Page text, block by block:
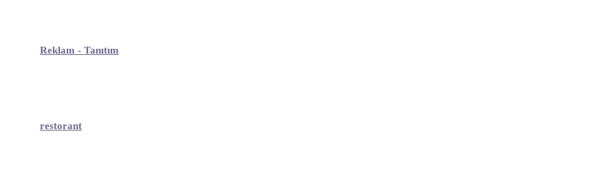
Reklam - Tanıtım
restorant